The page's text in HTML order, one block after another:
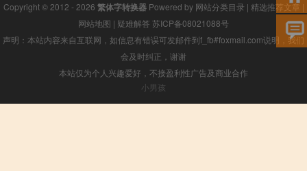
Copyright © 2012 - 2026 繁体字转换器Powered by 网站分类目录 | 精选推荐文章|
网站地图 | 疑难解答 苏ICP备08021088号
声明：本站内容来自互联网，如信息有错误可发邮件到f_fb#foxmail.com说明，我们
会及时纠正，谢谢
本站仅为个人兴趣爱好，不接盈利性广告及商业合作
小男孩